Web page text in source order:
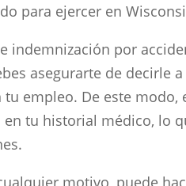
para ejercer en
indemnización por
asegurarte de decirle
empleo. De este modo,
tu historial médico, lo
motivo, puede